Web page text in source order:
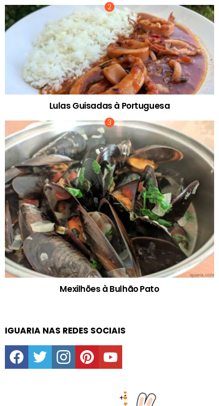
Lulas Guisadas à Portuguesa
Mexilhões à Bulhão Pato
IGUARIA NAS REDES SOCIAIS
facebooktwitter instagrampinterestyoutube